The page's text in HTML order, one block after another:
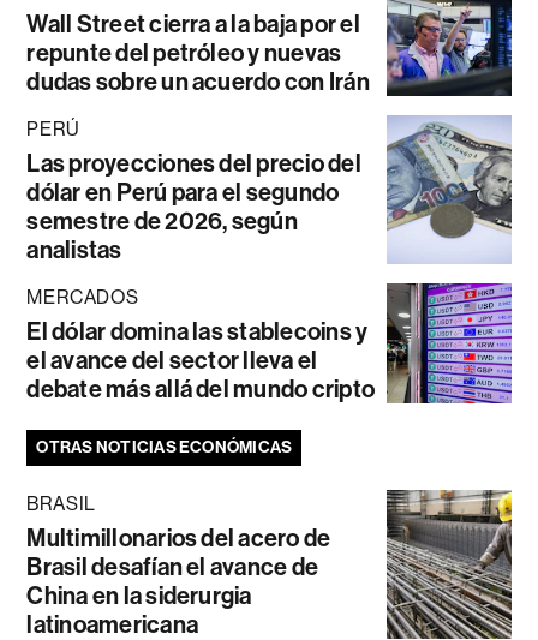
Wall Street cierra a la baja por el
repunte del petróleo y nuevas
dudas sobre un acuerdo con Irán
PERÚ
Las proyecciones del precio del
dólar en Perú para el segundo
semestre de 2026, según
analistas
MERCADOS
El dólar domina las stablecoins y
el avance del sector lleva el
debate más allá del mundo cripto
OTRAS NOTICIAS ECONÓMICAS
BRASIL
Multimillonarios del acero de
Brasil desafían el avance de
China en la siderurgia
latinoamericana